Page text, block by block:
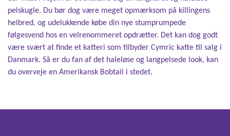
pelskugle. Du bør dog være meget opmærksom på killingens
helbred, og udelukkende købe din nye stumprumpede
følgesvend hos en velrenommeret opdrætter. Det kan dog godt
være svært at finde et katteri som tilbyder Cymric katte til salg i
Danmark. Så er du fan af det haleløse og langpelsede look, kan
du overveje en Amerikansk Bobtail i stedet.